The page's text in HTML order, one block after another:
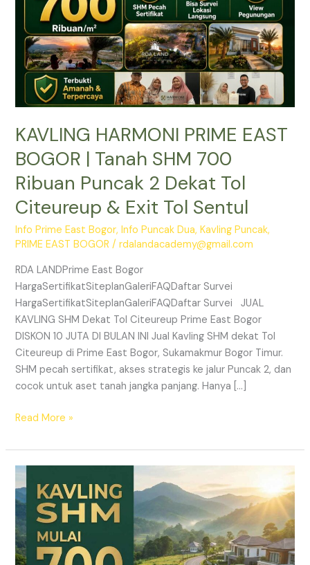
KAVLING HARMONI PRIME EAST
BOGOR | Tanah SHM 700
Ribuan Puncak 2 Dekat Tol
Citeureup & Exit Tol Sentul
Info Prime East Bogor,Info Puncak Dua,Kavling Puncak,
PRIME EAST BOGOR /rdalandacademy@gmail.com
RDA LANDPrime East Bogor
HargaSertifikatSiteplanGaleriFAQDaftar Survei
HargaSertifikatSiteplanGaleriFAQDaftar Survei JUAL
KAVLING SHM Dekat Tol Citeureup Prime East Bogor
DISKON 10 JUTA DI BULAN INI Jual Kavling SHM dekat Tol
Citeureup di Prime East Bogor, Sukamakmur Bogor Timur.
SHM pecah sertifikat, akses strategis ke jalur Puncak 2, dan
cocok untuk aset tanah jangka panjang. Hanya […]
700
Ribuan
Puncak
Dekat
Citeureup
Exit
Tol
Read More »
HARMONI
PRIME
EAST
BOGOR
–
KAVLING